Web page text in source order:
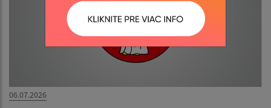
06.07.2026